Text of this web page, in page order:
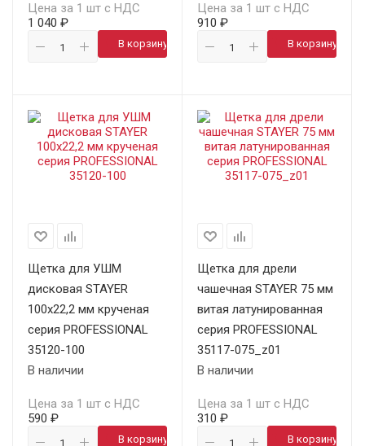
Цена за 1 шт с НДС
1 040 ₽
В корзину
Цена за 1 шт с НДС
910 ₽
В корзину
Щетка для УШМ
дисковая STAYER
100х22,2 мм крученая
серия PROFESSIONAL
35120-100
В наличии
Цена за 1 шт с НДС
590 ₽
В корзину
Щетка для дрели
чашечная STAYER 75 мм
витая латунированная
серия PROFESSIONAL
35117-075_z01
В наличии
Цена за 1 шт с НДС
310 ₽
В корзину